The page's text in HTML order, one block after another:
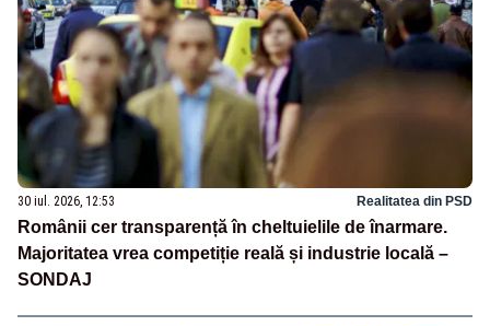
30 iul. 2026, 12:53 Realitatea din PSD
Românii cer transparență în cheltuielile de înarmare.
Majoritatea vrea competiție reală și industrie locală –
SONDAJ